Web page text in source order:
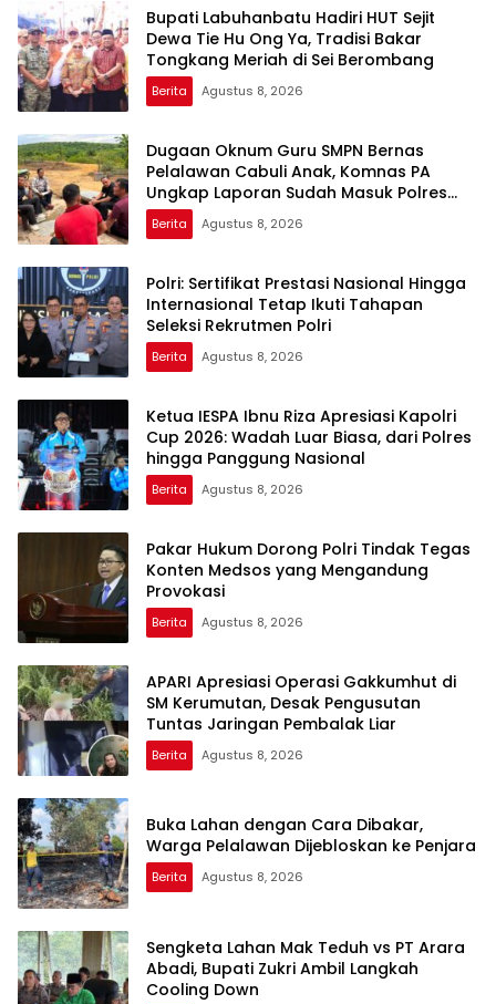
Bupati Labuhanbatu Hadiri HUT Sejit
Dewa Tie Hu Ong Ya, Tradisi Bakar
Tongkang Meriah di Sei Berombang
Berita Agustus 8, 2026
Dugaan Oknum Guru SMPN Bernas
Pelalawan Cabuli Anak, Komnas PA
Ungkap Laporan Sudah Masuk Polres
Sejak Juli
Berita Agustus 8, 2026
Polri: Sertifikat Prestasi Nasional Hingga
Internasional Tetap Ikuti Tahapan
Seleksi Rekrutmen Polri
Berita Agustus 8, 2026
Ketua IESPA Ibnu Riza Apresiasi Kapolri
Cup 2026: Wadah Luar Biasa, dari Polres
hingga Panggung Nasional
Berita Agustus 8, 2026
Pakar Hukum Dorong Polri Tindak Tegas
Konten Medsos yang Mengandung
Provokasi
Berita Agustus 8, 2026
APARI Apresiasi Operasi Gakkumhut di
SM Kerumutan, Desak Pengusutan
Tuntas Jaringan Pembalak Liar
Berita Agustus 8, 2026
Buka Lahan dengan Cara Dibakar,
Warga Pelalawan Dijebloskan ke Penjara
Berita Agustus 8, 2026
Sengketa Lahan Mak Teduh vs PT Arara
Abadi, Bupati Zukri Ambil Langkah
Cooling Down